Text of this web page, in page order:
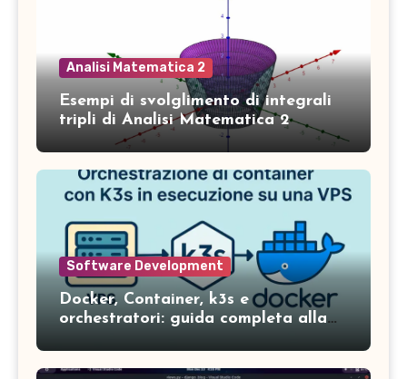
Analisi Matematica 2
Esempi di svolglimento di integrali
tripli di Analisi Matematica 2
Software Development
Docker, Container, k3s e
orchestratori: guida completa alla
moderni